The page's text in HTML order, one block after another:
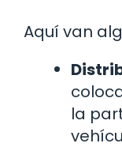
Aquí van
la